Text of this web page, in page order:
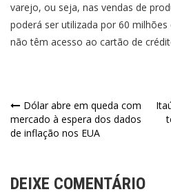
varejo, ou seja, nas vendas de
poderá ser utilizada por 60
não têm acesso ao cartão de
Navegação
de
Dólar abre em queda com
mercado à espera dos dados
de inflação nos EUA
DEIXE COMENTÁRIO